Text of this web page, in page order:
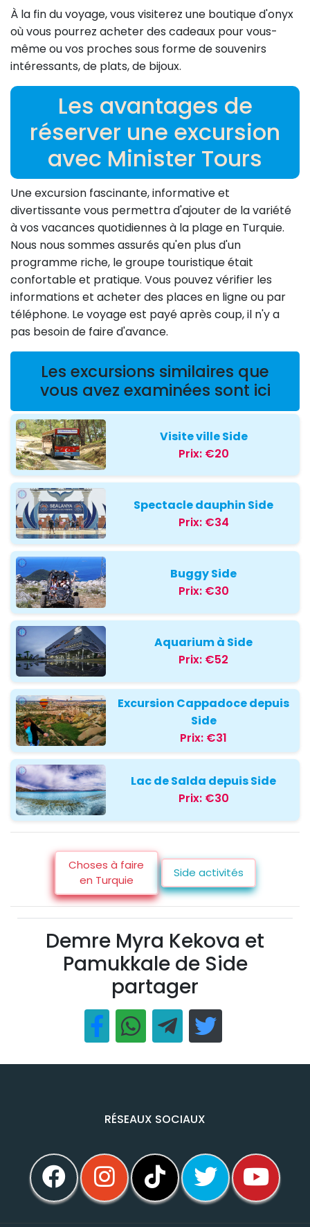
À la fin du voyage, vous visiterez une boutique d'onyx
où vous pourrez acheter des cadeaux pour vous-
même ou vos proches sous forme de souvenirs
intéressants, de plats, de bijoux.
Les avantages de
réserver une excursion
avec Minister Tours
Une excursion fascinante, informative et
divertissante vous permettra d'ajouter de la variété
à vos vacances quotidiennes à la plage en Turquie.
Nous nous sommes assurés qu'en plus d'un
programme riche, le groupe touristique était
confortable et pratique. Vous pouvez vérifier les
informations et acheter des places en ligne ou par
téléphone. Le voyage est payé après coup, il n'y a
pas besoin de faire d'avance.
Les excursions similaires que
vous avez examinées sont ici
Visite ville Side
Prix: €20
Spectacle dauphin Side
Prix: €34
Buggy Side
Prix: €30
Aquarium à Side
Prix: €52
Excursion Cappadoce depuis
Side
Prix: €31
Lac de Salda depuis Side
Prix: €30
Choses à faire
en Turquie
Side activités
Demre Myra Kekova et
Pamukkale de Side
partager
RÉSEAUX SOCIAUX